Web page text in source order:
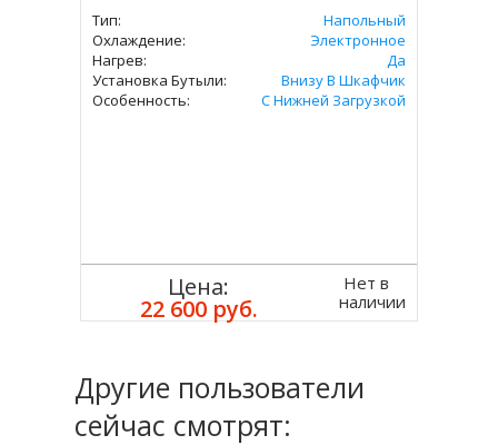
Тип:
Напольный
Охлаждение:
Электронное
Нагрев:
Да
Установка Бутыли:
Внизу В Шкафчик
Особенность:
С Нижней Загрузкой
Цена:
22 600 руб.
Нет в
наличии
Другие пользователи
сейчас смотрят: